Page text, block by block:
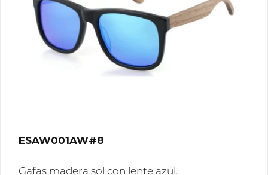
ESAW001AW#8
Gafas madera sol con lente azul.